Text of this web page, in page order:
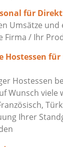
für
Umsätze und
Firma / Ihr
Hostessen
Hostessen
Wunsch viele
Ihrer